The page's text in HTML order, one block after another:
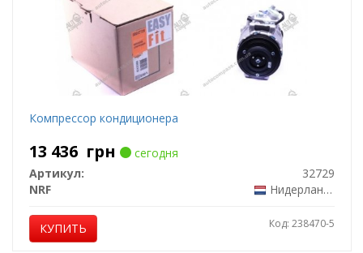
Компрессор кондиционера
13 436 грн
сегодня
Артикул:
32729
NRF
Нидерланды
КУПИТЬ Код: 238470-5